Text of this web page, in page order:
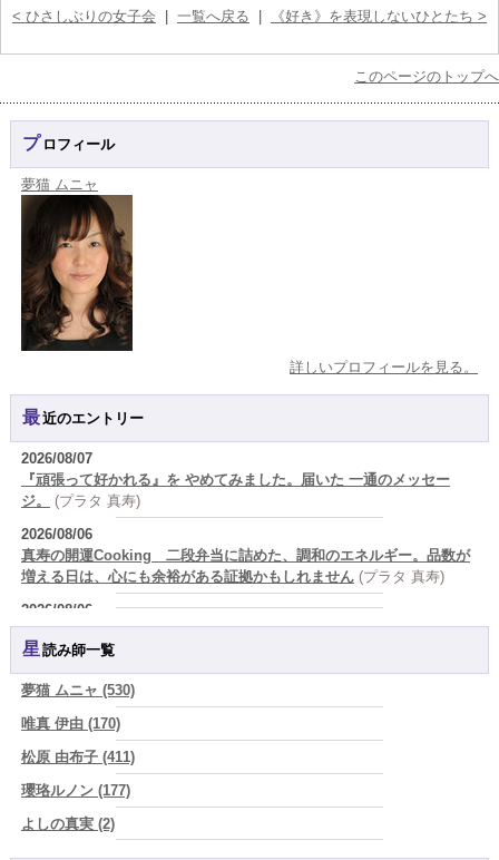
< ひさしぶりの女子会 一覧へ戻る 《好き》を表現しないひとたち >
このページのトップへ
プロフィール
夢猫 ムニャ
詳しいプロフィールを見る。
最近のエントリー
2026/08/07
『頑張って好かれる』を やめてみました。届いた 一通のメッセー
ジ。
(プラタ 真寿)
2026/08/06
真寿の開運Cooking 二段弁当に詰めた、調和のエネルギー。品数が
増える日は、心にも余裕がある証拠かもしれません (プラタ 真寿)
2026/08/06
理解されたい人ほど、相手を理解することを忘れてしまう。 (唯真 伊
由)
2026/08/06
【難しい恋愛】【既読スルー】あなたが楽しんでいるとどんな立場や
年齢でも愛されます
2026/08/06
「優しい人ほど幸せになる』なんて、誰が流した綺麗事？都合よく消
費される人だけが最後に泣く世界」 (芽百マミム)
星読み師一覧
夢猫 ムニャ (530)
唯真 伊由 (170)
松原 由布子 (411)
瓔珞ルノン (177)
よしの真実 (2)